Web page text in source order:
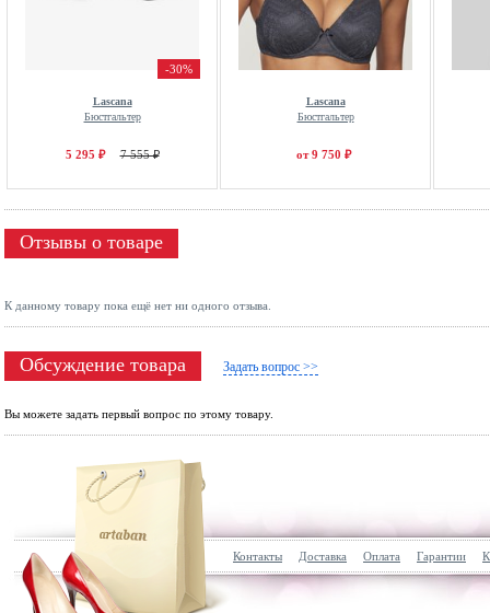
-30%
Lascana
Бюстгальтер
5 295 ₽ 7 555 ₽
Lascana
Бюстгальтер
от 9 750 ₽
Отзывы о товаре
К данному товару пока ещё нет ни одного отзыва.
Обсуждение товара Задать вопрос >>
Вы можете задать первый вопрос по этому товару.
Контакты Доставка Оплата Гарантии